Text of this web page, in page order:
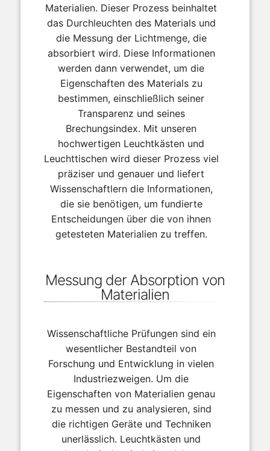
Materialien. Dieser Prozess beinhaltet
das Durchleuchten des Materials und
die Messung der Lichtmenge, die
absorbiert wird. Diese Informationen
werden dann verwendet, um die
Eigenschaften des Materials zu
bestimmen, einschließlich seiner
Transparenz und seines
Brechungsindex. Mit unseren
hochwertigen Leuchtkästen und
Leuchttischen wird dieser Prozess viel
präziser und genauer und liefert
Wissenschaftlern die Informationen,
die sie benötigen, um fundierte
Entscheidungen über die von ihnen
getesteten Materialien zu treffen.
Messung der Absorption von
Materialien
Wissenschaftliche Prüfungen sind ein
wesentlicher Bestandteil von
Forschung und Entwicklung in vielen
Industriezweigen. Um die
Eigenschaften von Materialien genau
zu messen und zu analysieren, sind
die richtigen Geräte und Techniken
unerlässlich. Leuchtkästen und